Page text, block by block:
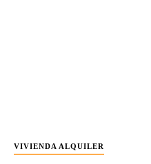
VIVIENDA ALQUILER